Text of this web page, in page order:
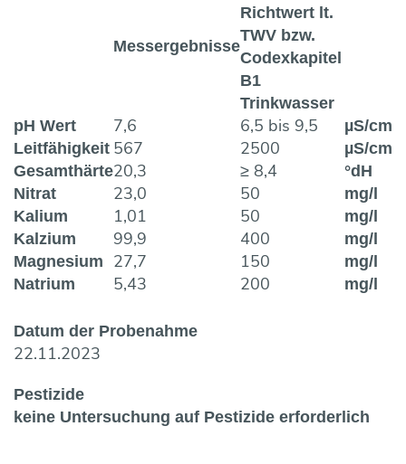
Messergebnisse
Richtwert lt.
TWV bzw.
Codexkapitel
B1
Trinkwasser
pH Wert
7,6 6,5 bis 9,5
µS/cm
Leitfähigkeit 567 2500
µS/cm
Gesamthärte20,3 ≥ 8,4
°dH
Nitrat
23,0 50
mg/l
Kalium
1,01 50
mg/l
Kalzium
99,9 400
mg/l
Magnesium
27,7 150
mg/l
Natrium
5,43 200 mg/l
Datum der Probenahme
22.11.2023
Pestizide
keine Untersuchung auf Pestizide erforderlich